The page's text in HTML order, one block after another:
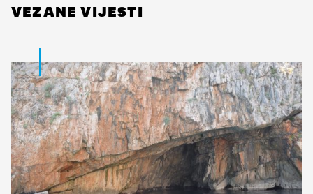
VEZANE VIJESTI